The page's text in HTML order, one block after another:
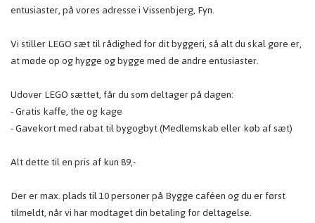
entusiaster, på vores adresse i Vissenbjerg, Fyn.
Vi stiller LEGO sæt til rådighed for dit byggeri, så alt du skal gøre er,
at møde op og hygge og bygge med de andre entusiaster.
Udover LEGO sættet, får du som deltager på dagen:
- Gratis kaffe, the og kage
- Gavekort med rabat til bygogbyt (Medlemskab eller køb af sæt)
Alt dette til en pris af kun 89,-
Der er max. plads til 10 personer på Bygge caféen og du er først
tilmeldt, når vi har modtaget din betaling for deltagelse.